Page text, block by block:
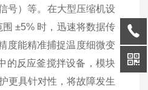
号）等。在大型压缩机设
±5% 时，迅速将数据传
度能精准捕捉温度细微变
的反应釜搅拌设备，模块
更具针对性，将故障发生